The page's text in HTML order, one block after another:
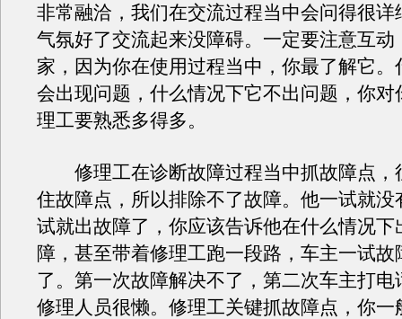
非常融洽，我们在交流过程当中会问得很详
气氛好了交流起来没障碍。一定要注意互动
家，因为你在使用过程当中，你最了解它。
会出现问题，什么情况下它不出问题，你对
理工要熟悉多得多。
修理工在诊断故障过程当中抓故障点，
住故障点，所以排除不了故障。他一试就没
试就出故障了，你应该告诉他在什么情况下
障，甚至带着修理工跑一段路，车主一试故
了。第一次故障解决不了，第二次车主打电
修理人员很懒。修理工关键抓故障点，你一